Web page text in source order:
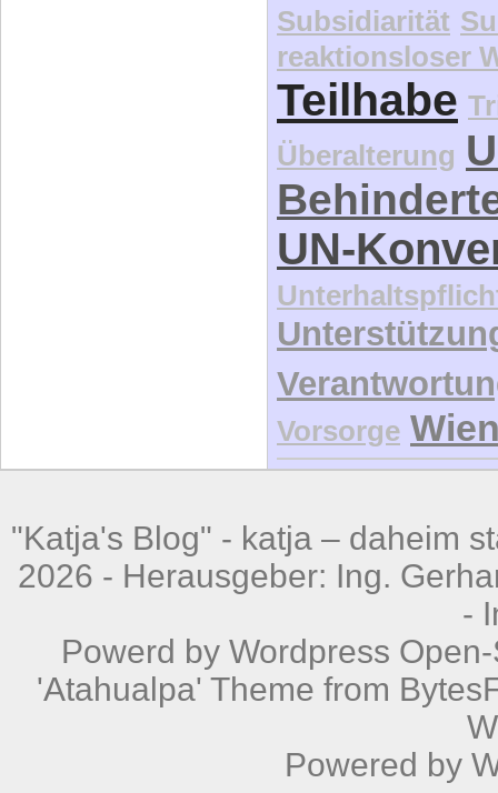
Subsidiarität
reaktionsloser
Teilhabe
Überalterung
UN-
Vorsorge
"Katja's Blog" - katja – daheim
2026 - Herausgeber: Ing.
-
Powerd by Wordpress
'Atahualpa' Theme from
Powered by